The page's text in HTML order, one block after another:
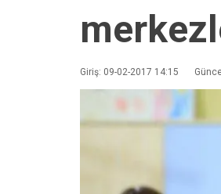
Giriş: 09-02-2017 14:15